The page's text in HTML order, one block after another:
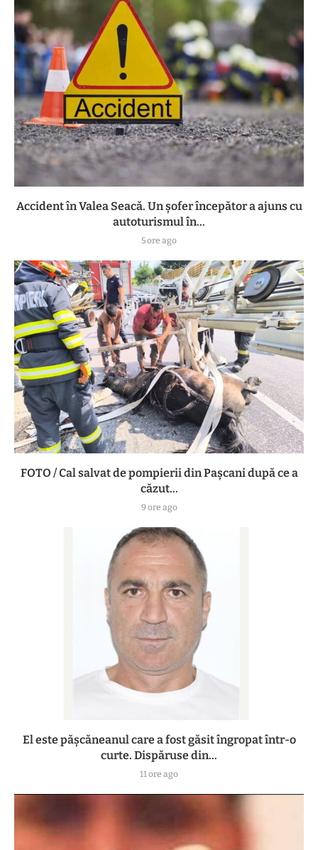
Accident în Valea Seacă. Un șofer începător a ajuns cu
autoturismul în...
5 ore ago
FOTO / Cal salvat de pompierii din Pașcani după ce a
căzut...
9 ore ago
El este pășcăneanul care a fost găsit îngropat într-o
curte. Dispăruse din...
11 ore ago